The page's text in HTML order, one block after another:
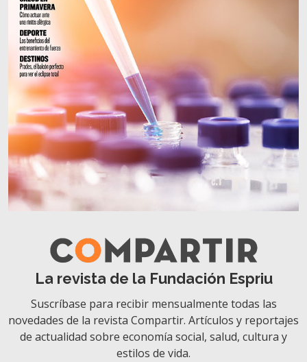
La revista de la Fundación Espriu
Suscríbase para recibir mensualmente todas las
novedades de la revista Compartir. Artículos y reportajes
de actualidad sobre economía social, salud, cultura y
estilos de vida.